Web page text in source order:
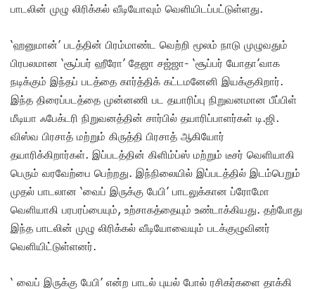
பாடலின் முழு லிரிக்கல் வீடியோவும் வெளியிடப்பட்டுள்ளது.
‘ஹனுமான்’ படத்தின் பிரம்மாண்ட வெற்றி மூலம் நாடு முழுவதும்
பிரபலமான ‘சூப்பர் ஹீரோ’ தேஜா சஜ்ஜா- ‘சூப்பர் யோதா’வாக
நடிக்கும் இந்தப் படத்தை கார்த்திக் கட்டமனேனி இயக்குகிறார்.
இந்த திரைப்படத்தை முன்னணி பட தயாரிப்பு நிறுவனமான பீப்பிள்
மீடியா ஃபேக்டரி நிறுவனத்தின் சார்பில் தயாரிப்பாளர்கள் டி.ஜி.
விஸ்வ பிரசாத் மற்றும் கிருத்தி பிரசாத் ஆகியோர்
தயாரிக்கிறார்கள். இப்படத்தின் கிளிம்ப்ஸ் மற்றும் டீசர் வெளியாகி
பெரும் வரவேற்பை பெற்றது. இந்நிலையில் இப்படத்தில் இடம்பெறும்
முதல் பாடலான ‘வைப் இருக்கு பேபி’ பாடலுக்கான ப்ரோமோ
வெளியாகி பரபரப்பையும், உற்சாகத்தையும் உண்டாக்கியது. தற்போது
இந்த பாடலின் முழு லிரிக்கல் வீடியோவையும் படக்குழுவினர்
வெளியிட்டுள்ளனர்.
‘ வைப் இருக்கு பேபி’ என்ற பாடல் புயல் போல் ரசிகர்களை தாக்கி